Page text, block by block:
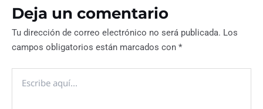
Deja un comentario
Tu dirección de correo electrónico no será publicada. Los
campos obligatorios están marcados con *
aquí...